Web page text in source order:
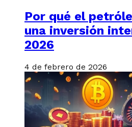
Por qué el
una inversión
2026
4 de febrero de 2026